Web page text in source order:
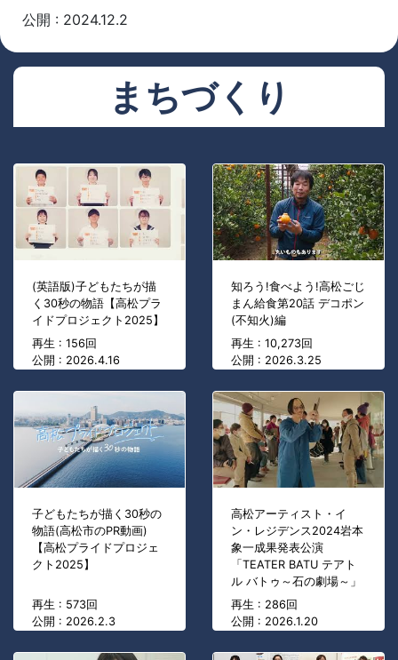
公開 : 2024.12.2
まちづくり
(英語版)子どもたちが描
く30秒の物語【高松プラ
イドプロジェクト2025】
再生 : 156回
公開 : 2026.4.16
知ろう!食べよう!高松ごじ
まん給食第20話 デコポン
(不知火)編
再生 : 10,273回
公開 : 2026.3.25
子どもたちが描く30秒の
物語(高松市のPR動画)
【高松プライドプロジェ
クト2025】
再生 : 573回
公開 : 2026.2.3
高松アーティスト・イ
ン・レジデンス2024岩本
象一成果発表公演
「TEATER BATU テアト
ル バトゥ～石の劇場～」
再生 : 286回
公開 : 2026.1.20